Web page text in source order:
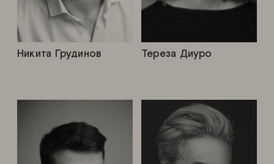
Тереза Диуро
Никита Грудинов